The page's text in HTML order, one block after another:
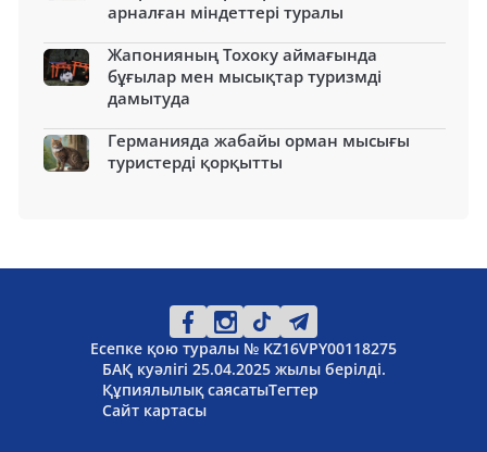
арналған міндеттері туралы
Жапонияның Тохоку аймағында
бұғылар мен мысықтар туризмді
дамытуда
Германияда жабайы орман мысығы
туристерді қорқытты
Есепке қою туралы № KZ16VPY00118275
БАҚ куәлігі 25.04.2025 жылы берілді.
Құпиялылық саясатыТегтер
Сайт картасы